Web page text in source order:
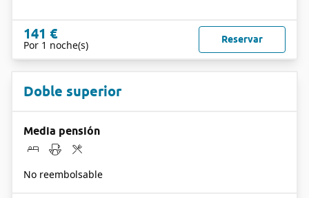
141 €
Por 1 noche(s) Reservar
Doble superior
Media pensión
No reembolsable